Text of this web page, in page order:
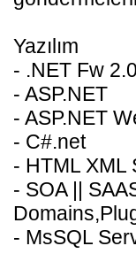
Yazılım
- .NET Fw
- ASP.NET
- ASP.NET
- C#.net
- HTML XML
- SOA ||
- MsSQL